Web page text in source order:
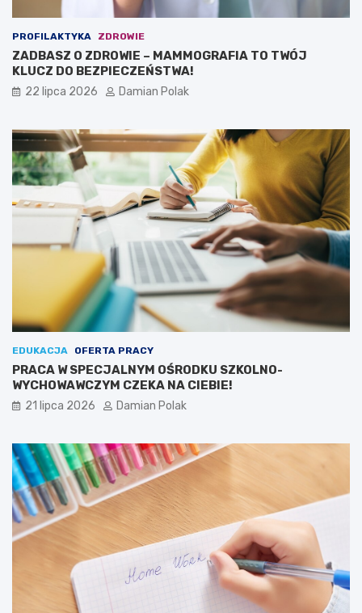
PROFILAKTYKA ZDROWIE
ZADBASZ O ZDROWIE – MAMMOGRAFIA TO TWÓJ
KLUCZ DO BEZPIECZEŃSTWA!
22 lipca 2026 Damian Polak
EDUKACJA OFERTA PRACY
PRACA W SPECJALNYM OŚRODKU SZKOLNO-
WYCHOWAWCZYM CZEKA NA CIEBIE!
21 lipca 2026 Damian Polak